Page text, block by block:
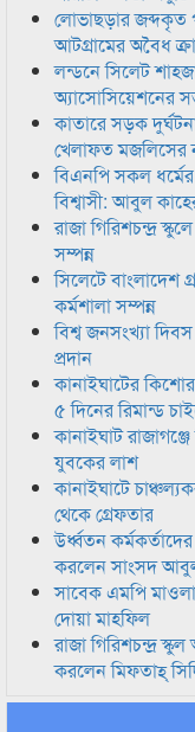
লোভাছড়ার জব্দকৃত
আটগ্রামের অবৈধ
লন্ডনে সিলেট
অ্যাসোসিয়েশনের
কাতারে সড়ক
খেলাফত মজলিসের
বিএনপি সকল
বিশ্বাসী: আবুল
রাজা গিরিশচন্দ্র
সম্পন্ন
সিলেটে বাংলাদেশ
কর্মশালা সম্পন্ন
বিশ্ব জনসংখ্যা
প্রদান
কানাইঘাটের
৫ দিনের রিমান্ড
কানাইঘাট
যুবকের লাশ
কানাইঘাটে
থেকে গ্রেফতার
উর্ধ্বতন
করলেন সাংসদ
সাবেক এমপি
দোয়া মাহফিল
রাজা গিরিশচন্দ্র
করলেন মিফতাহ্